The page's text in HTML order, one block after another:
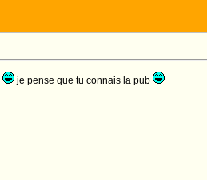
je pense que tu connais la pub